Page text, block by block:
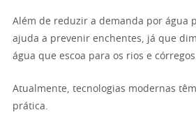
Além de reduzir a demanda por água
ajuda a prevenir enchentes, já que
água que escoa para os rios e
Atualmente, tecnologias modernas
prática.